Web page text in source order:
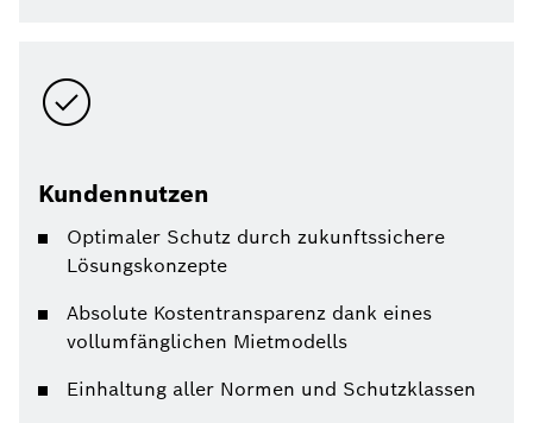
Kundennutzen
Optimaler Schutz durch zukunftssichere
Lösungskonzepte
Absolute Kostentransparenz dank eines
vollumfänglichen Mietmodells
Einhaltung aller Normen und Schutzklassen